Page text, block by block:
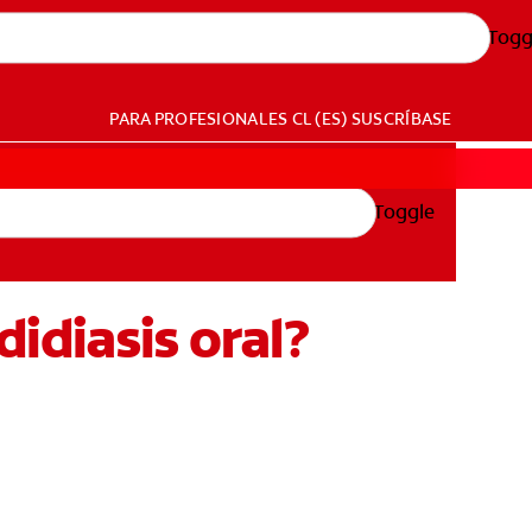
PARA PROFESIONALES CL (ES) SUSCRÍBASE
Toggle
oral?